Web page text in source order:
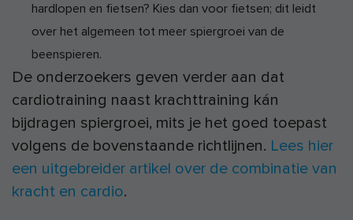
hardlopen en fietsen? Kies dan voor fietsen; dit leidt
over het algemeen tot meer spiergroei van de
beenspieren.
De onderzoekers geven verder aan dat
cardiotraining naast krachttraining kán
bijdragen spiergroei, mits je het goed toepast
volgens de bovenstaande richtlijnen. Lees hier
een uitgebreider artikel over de combinatie van
kracht en cardio.